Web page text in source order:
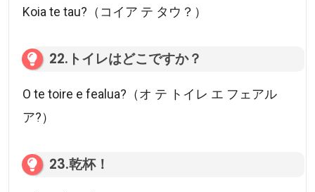
Koia te tau?（コイア テ タウ？）
22.トイレはどこですか？
O te toire e fealua?（オ テ トイレ エ フェアル
ア?）
23.乾杯！